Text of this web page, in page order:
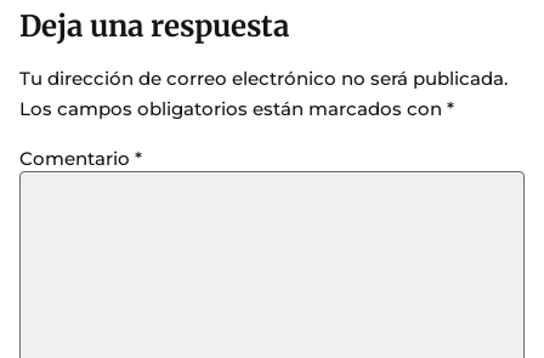
Deja una respuesta
Tu dirección de correo electrónico no será publicada.
Los campos obligatorios están marcados con *
Comentario *